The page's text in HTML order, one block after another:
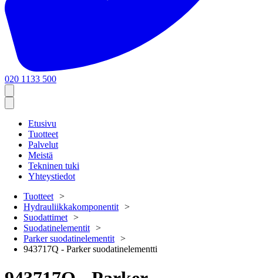
020 1133 500
Etusivu
Tuotteet
Palvelut
Meistä
Tekninen tuki
Yhteystiedot
Tuotteet
Hydrauliikkakomponentit
Suodattimet
Suodatinelementit
Parker suodatinelementit
943717Q - Parker suodatinelementti